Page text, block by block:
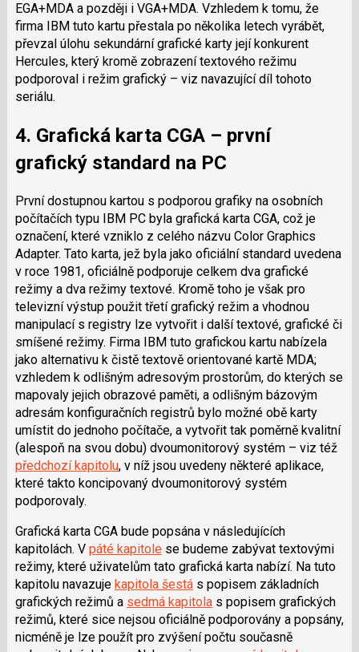
EGA+MDA a později i VGA+MDA. Vzhledem k tomu, že
firma IBM tuto kartu přestala po několika letech vyrábět,
převzal úlohu sekundární grafické karty její konkurent
Hercules, který kromě zobrazení textového režimu
podporoval i režim grafický – viz navazující díl tohoto
seriálu.
4. Grafická karta CGA – první
grafický standard na PC
První dostupnou kartou s podporou grafiky na osobních
počítačích typu IBM PC byla grafická karta CGA, což je
označení, které vzniklo z celého názvu Color Graphics
Adapter. Tato karta, jež byla jako oficiální standard uvedena
v roce 1981, oficiálně podporuje celkem dva grafické
režimy a dva režimy textové. Kromě toho je však pro
televizní výstup použit třetí grafický režim a vhodnou
manipulací s registry lze vytvořit i další textové, grafické či
smíšené režimy. Firma IBM tuto grafickou kartu nabízela
jako alternativu k čistě textově orientované kartě MDA;
vzhledem k odlišným adresovým prostorům, do kterých se
mapovaly jejich obrazové paměti, a odlišným bázovým
adresám konfiguračních registrů bylo možné obě karty
umístit do jednoho počítače, a vytvořit tak poměrně kvalitní
(alespoň na svou dobu) dvoumonitorový systém – viz též
předchozí kapitolu, v níž jsou uvedeny některé aplikace,
které takto koncipovaný dvoumonitorový systém
podporovaly.
Grafická karta CGA bude popsána v následujících
kapitolách. V páté kapitolese budeme zabývat textovými
režimy, které uživatelům tato grafická karta nabízí. Na tuto
kapitolu navazuje kapitola šestás popisem základních
grafických režimů a sedmá kapitolas popisem grafických
režimů, které sice nejsou oficiálně podporovány a popsány,
nicméně je lze použít pro zvýšení počtu současně